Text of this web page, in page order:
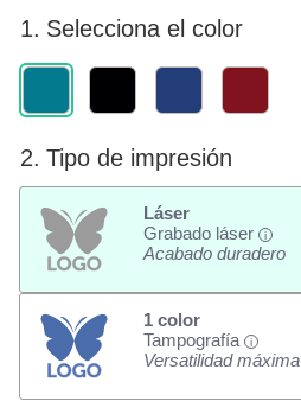
1. Selecciona el color
2. Tipo de impresión
Láser
Grabado láser
i
Acabado duradero
1 color
Tampografía
i
Versatilidad máxima